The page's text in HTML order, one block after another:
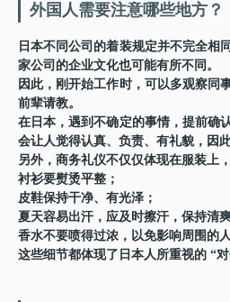
外国人需要注意哪些地方？
日本不同公司的着装规定并不完全相
家公司的企业文化也可能有所不同。
因此，刚开始工作时，可以多观察同
前辈请教。
在日本，遇到不确定的事情，提前确
会让人觉得认真、负责、有礼貌，因
另外，商务礼仪不仅仅体现在服装上
衬衫要熨烫平整；
皮鞋保持干净、有光泽；
夏天容易出汗，应及时擦汗，保持清爽
香水不要喷得过浓，以免影响周围的人
这些细节都体现了日本人所重视的 “